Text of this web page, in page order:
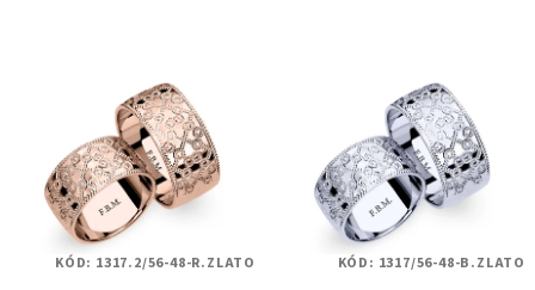
KÓD: 1317.2/56-48-R.ZLATO KÓD: 1317/56-48-B.ZLATO